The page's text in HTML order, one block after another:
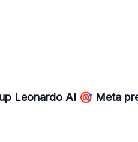
Leonardo AI 🎯 Meta